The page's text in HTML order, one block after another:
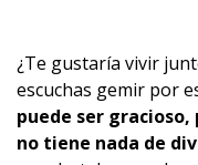
¿Te gustaría vivir
escuchas gemir por
puede ser
no tiene nada de